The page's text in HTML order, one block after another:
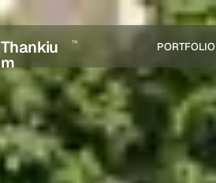
Thankiu
m
TM PORTFOLIO